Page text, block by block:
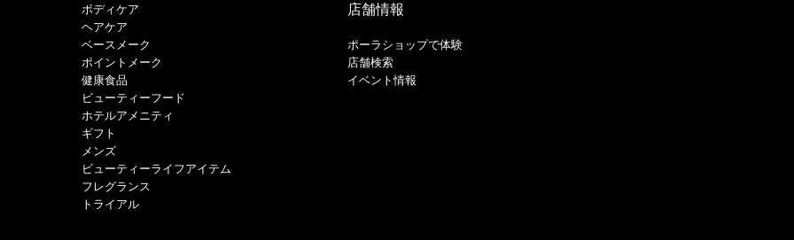
ボディケア
ヘアケア
​ベースメーク​
ポイントメーク​
健康食品
ビューティーフード
ホテルアメニティ
ギフト
メンズ
ビューティーライフアイテム
フレグランス
トライアル
店舗情報
ポーラショップで体験
店舗検索
イベント情報